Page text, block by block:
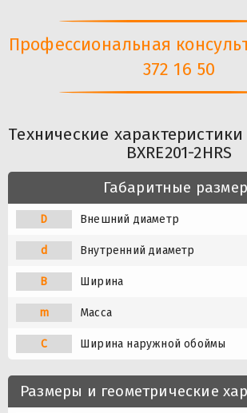
Профессиональная
372 16 50
Технические
BXRE201-2HRS
Габаритные
D Внешний диаметр
d Внутренний диаметр
B Ширина
m Масса
C Ширина наружной обоймы
Размеры и геометрические